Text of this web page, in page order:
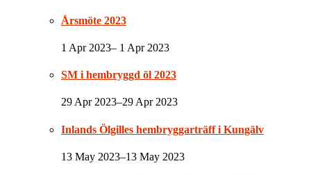
Årsmöte 2023
1 Apr 2023– 1 Apr 2023
SM i hembryggd öl 2023
29 Apr 2023–29 Apr 2023
Inlands Ölgilles hembryggarträff i Kungälv
13 May 2023–13 May 2023